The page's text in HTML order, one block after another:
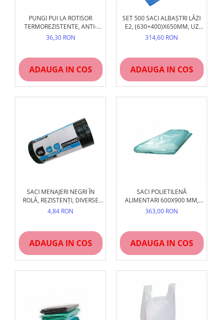
PUNGI PUI LA ROTISOR
TERMOREZISTENTE, ANTI-
GRĂSIME
36,30 RON
ADAUGA IN COS
SET 500 SACI ALBAȘTRI LĂZI
E2, (630+400)X650MM, UZ
ALIMENTAR
314,60 RON
ADAUGA IN COS
SACI MENAJERI NEGRI ÎN
ROLĂ, REZISTENȚI, DIVERSE
DIMENSIUNI
4,84 RON
ADAUGA IN COS
SACI POLIETILENĂ
ALIMENTARI 600X900 MM,
200 BUC/SET - TRANSPARENȚI
363,00 RON
ADAUGA IN COS